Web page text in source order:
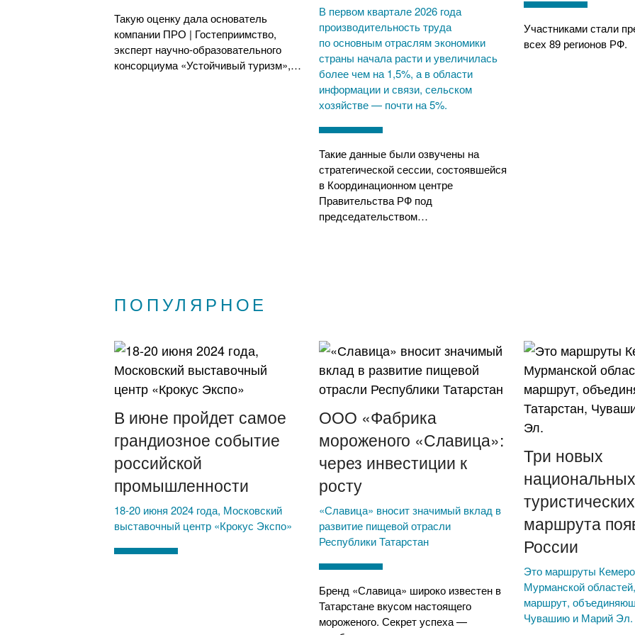
Такую оценку дала основатель
компании ПРО | Гостеприимство,
эксперт научно-образовательного
консорциума «Устойчивый туризм»,…
В первом квартале 2026 года
производительность труда
по основным отраслям экономики
страны начала расти и увеличилась
более чем на 1,5%, а в области
информации и связи, сельском
хозяйстве — почти на 5%.
Такие данные были озвучены на
стратегической сессии, состоявшейся
в Координационном центре
Правительства РФ под
председательством…
Участниками стали
всех 89 регионов РФ.
ПОПУЛЯРНОЕ
В июне пройдет самое
грандиозное событие
российской
промышленности
18-20 июня 2024 года, Московский
выставочный центр «Крокус Экспо»
ООО «Фабрика
мороженого «Славица»:
через инвестиции к
росту
«Славица» вносит значимый вклад в
развитие пищевой отрасли
Республики Татарстан
Бренд «Славица» широко известен в
Татарстане вкусом настоящего
мороженого. Секрет успеха —
Три новых
национальных
туристических
маршрута
России
Это маршруты
Мурманской
маршрут,
Чувашию и Марий Эл.